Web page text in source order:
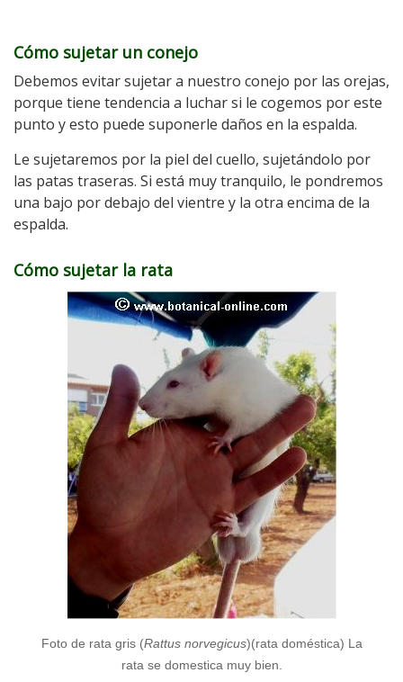
Cómo sujetar un conejo
Debemos evitar sujetar a nuestro conejo por las orejas,
porque tiene tendencia a luchar si le cogemos por este
punto y esto puede suponerle daños en la espalda.
Le sujetaremos por la piel del cuello, sujetándolo por
las patas traseras. Si está muy tranquilo, le pondremos
una bajo por debajo del vientre y la otra encima de la
espalda.
Cómo sujetar la rata
Foto de rata gris (Rattus norvegicus)(rata doméstica) La
rata se domestica muy bien.